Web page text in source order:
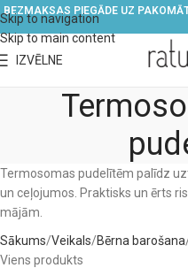
Skip to navigation
Skip to main content
BEZMAKSAS PIEGĀDE UZ
IZVĒLNE
Termosomas pudelītēm palīdz
un ceļojumos. Praktisks un ērts
mājām.
Sākums Veikals Bērna barošana
Viens produkts